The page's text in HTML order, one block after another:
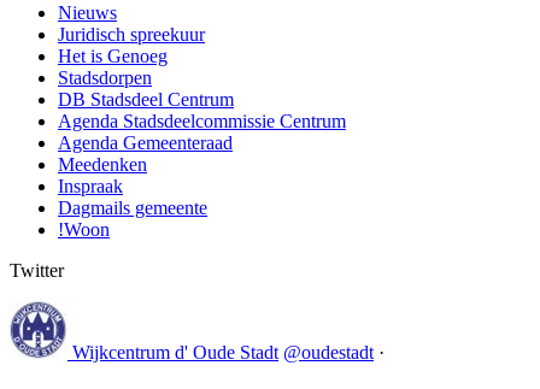
Nieuws
Juridisch spreekuur
Het is Genoeg
Stadsdorpen
DB Stadsdeel Centrum
Agenda Stadsdeelcommissie Centrum
Agenda Gemeenteraad
Meedenken
Inspraak
Dagmails gemeente
!Woon
Twitter
Wijkcentrum d' Oude Stadt @oudestadt ·